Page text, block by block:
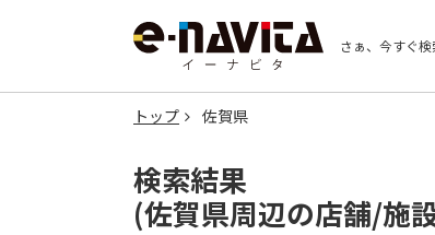
さぁ、今すぐ検
トップ 佐賀県
検索結果
(佐賀県周辺の店舗/施設